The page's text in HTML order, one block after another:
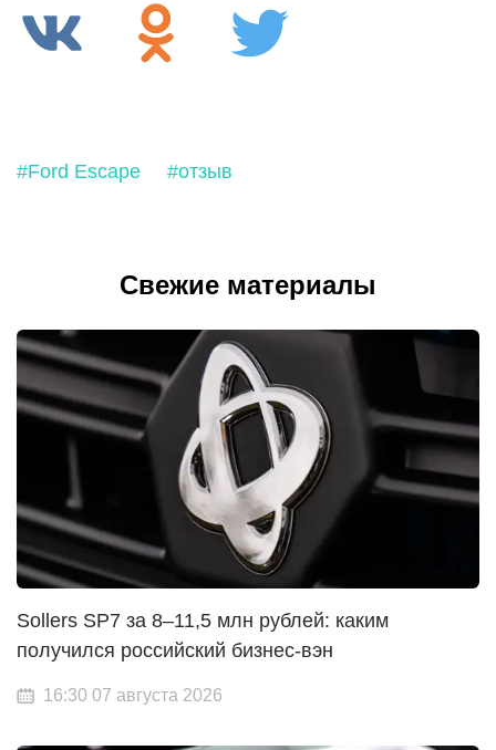
#Ford Escape #отзыв
Свежие материалы
Sollers SP7 за 8–11,5 млн рублей: каким
получился российский бизнес-вэн
16:30 07 августа 2026